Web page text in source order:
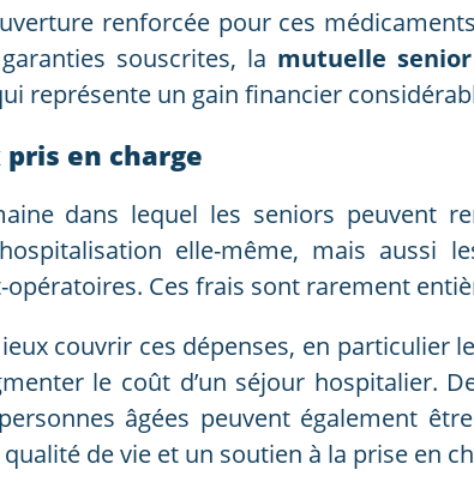
renforcée pour ces
souscrites, la mutuelle senior
représente un gain financier
en charge
dans lequel les seniors peuvent
elle-même, mais aussi
opératoires. Ces frais sont rarement
couvrir ces dépenses, en particulier
le coût d’un séjour hospitalier.
âgées peuvent également
de vie et un soutien à la prise en